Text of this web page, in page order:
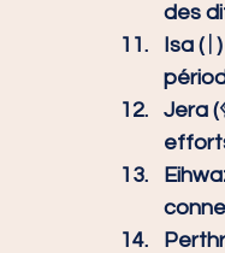
des
Isa (ᛁ)
Jera